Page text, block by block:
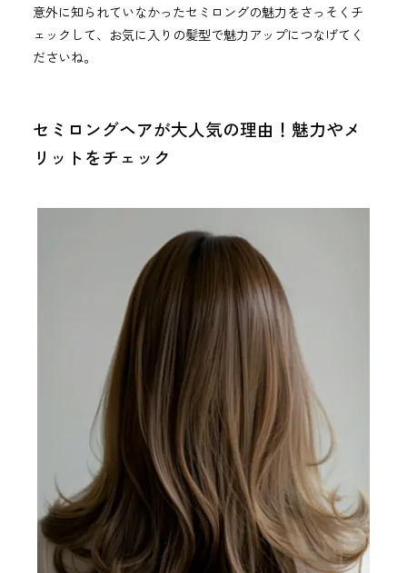
意外に知られていなかったセミロングの魅力をさっそくチ
ェックして、お気に入りの髪型で魅力アップにつなげてく
ださいね。
セミロングヘアが大人気の理由！魅力やメ
リットをチェック